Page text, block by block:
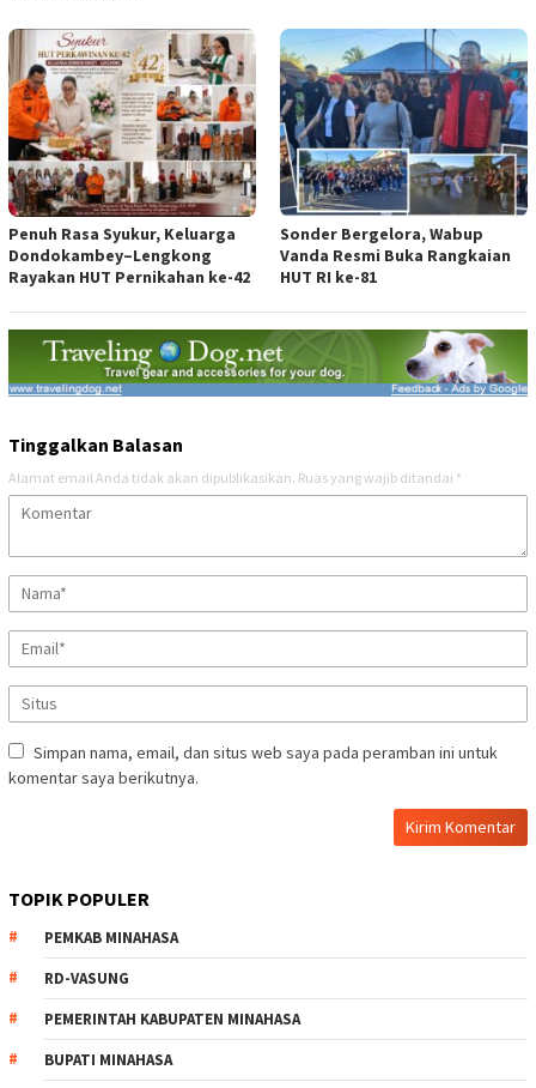
Penuh Rasa Syukur, Keluarga
Dondokambey–Lengkong
Rayakan HUT Pernikahan ke-42
Sonder Bergelora, Wabup
Vanda Resmi Buka Rangkaian
HUT RI ke-81
Tinggalkan Balasan
Alamat email Anda tidak akan dipublikasikan. Ruas yang wajib ditandai *
Simpan nama, email, dan situs web saya pada peramban ini untuk
komentar saya berikutnya.
TOPIK POPULER
PEMKAB MINAHASA
RD-VASUNG
PEMERINTAH KABUPATEN MINAHASA
BUPATI MINAHASA